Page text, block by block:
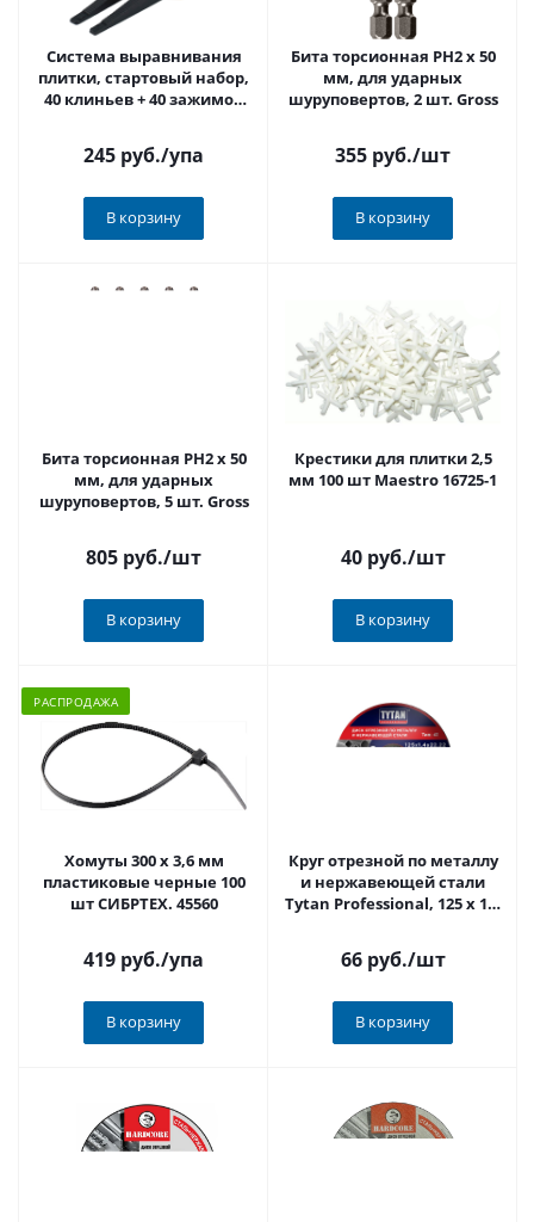
Система выравнивания
плитки, стартовый набор,
40 клиньев + 40 зажимов
245 руб./упа
В корзину
Бита торсионная PH2 x 50
мм, для ударных
шуруповертов, 2 шт. Gross
355 руб./шт
В корзину
Бита торсионная PH2 x 50
мм, для ударных
шуруповертов, 5 шт. Gross
805 руб./шт
В корзину
Крестики для плитки 2,5
мм 100 шт Maestro 16725-1
40 руб./шт
В корзину
РАСПРОДАЖА
Хомуты 300 х 3,6 мм
пластиковые черные 100
шт СИБРТЕХ. 45560
419 руб./упа
В корзину
Круг отрезной по металлу
и нержавеющей стали
Tytan Professional, 125 x 1,4
66 руб./шт
В корзину